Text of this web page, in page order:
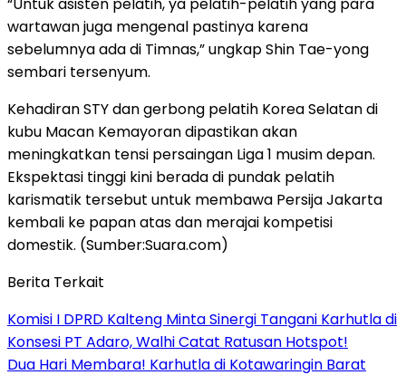
“Untuk asisten pelatih, ya pelatih-pelatih yang para
wartawan juga mengenal pastinya karena
sebelumnya ada di Timnas,” ungkap Shin Tae-yong
sembari tersenyum.
Kehadiran STY dan gerbong pelatih Korea Selatan di
kubu Macan Kemayoran dipastikan akan
meningkatkan tensi persaingan Liga 1 musim depan.
Ekspektasi tinggi kini berada di pundak pelatih
karismatik tersebut untuk membawa Persija Jakarta
kembali ke papan atas dan merajai kompetisi
domestik. (Sumber:Suara.com)
Berita Terkait
Komisi I DPRD Kalteng Minta Sinergi Tangani Karhutla di
Konsesi PT Adaro, Walhi Catat Ratusan Hotspot!
Dua Hari Membara! Karhutla di Kotawaringin Barat